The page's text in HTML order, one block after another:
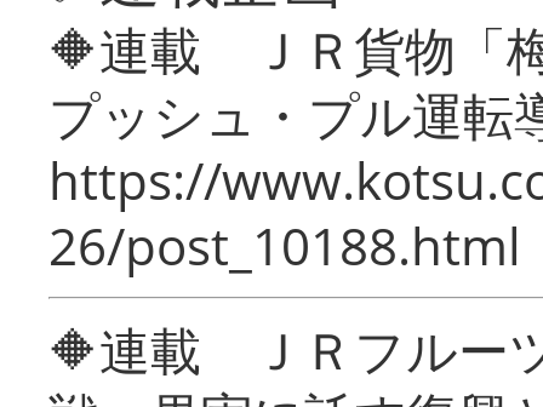
🔶連載 ＪＲ貨物「
プッシュ・プル運転
https://
26/post_10188.html
🔶連載 ＪＲフルー